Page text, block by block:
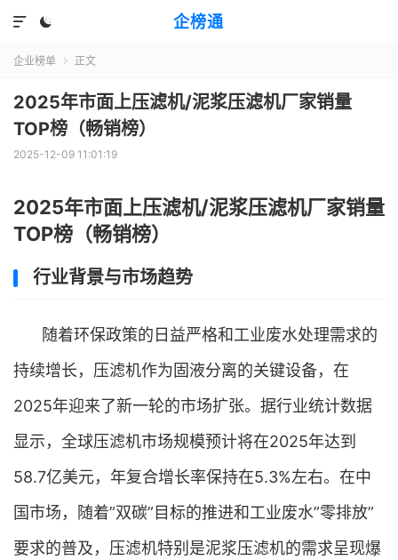
企榜通


企业榜单  正文
2025年市面上压滤机/泥浆压滤机厂家销量
TOP榜（畅销榜）
2025-12-09 11:01:19
2025年市面上压滤机/泥浆压滤机厂家销量
TOP榜（畅销榜）
行业背景与市场趋势
随着环保政策的日益严格和工业废水处理需求的
持续增长，压滤机作为固液分离的关键设备，在
2025年迎来了新一轮的市场扩张。据行业统计数据
显示，全球压滤机市场规模预计将在2025年达到
58.7亿美元，年复合增长率保持在5.3%左右。在中
国市场，随着”双碳”目标的推进和工业废水”零排放”
要求的普及，压滤机特别是泥浆压滤机的需求呈现爆